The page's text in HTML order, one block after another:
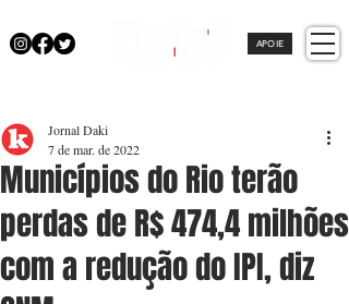
APOIE
Municípios do Rio terão
perdas de R$ 474,4 milhões
com a redução do IPI, diz
Jornal Daki
7 de mar. de 2022